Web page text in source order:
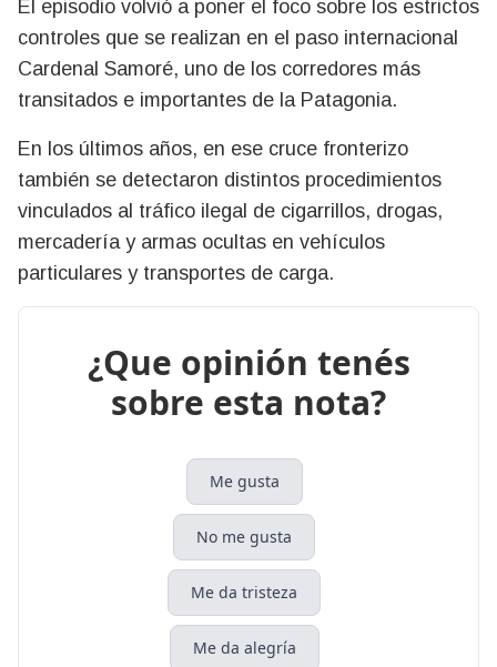
El episodio volvió a poner el foco sobre los estrictos
controles que se realizan en el paso internacional
Cardenal Samoré, uno de los corredores más
transitados e importantes de la Patagonia.
En los últimos años, en ese cruce fronterizo
también se detectaron distintos procedimientos
vinculados al tráfico ilegal de cigarrillos, drogas,
mercadería y armas ocultas en vehículos
particulares y transportes de carga.
¿Que opinión tenés
sobre esta nota?
Me gusta
No me gusta
Me da tristeza
Me da alegría